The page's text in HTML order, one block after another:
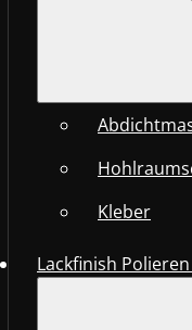
Kleber
Lackfinish